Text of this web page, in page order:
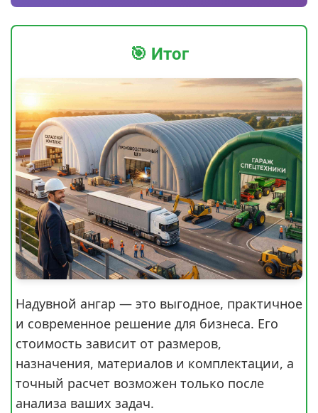
🎯 Итог
Надувной ангар — это выгодное, практичное
и современное решение для бизнеса. Его
стоимость зависит от размеров,
назначения, материалов и комплектации, а
точный расчет возможен только после
анализа ваших задач.